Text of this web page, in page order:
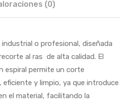
(0)
o profesional, diseñada
al ras de alta calidad. El
espiral permite un corte
eficiente y limpio, ya que introduce
el material, facilitando la